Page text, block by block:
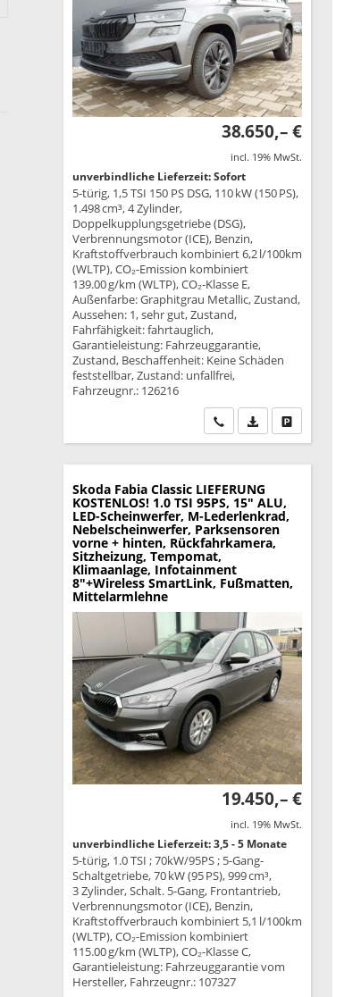
38.650,– €
incl. 19% MwSt.
unverbindliche Lieferzeit: Sofort
5-türig, 1,5 TSI 150 PS DSG, 110 kW (150 PS),
1.498 cm³, 4 Zylinder,
Doppelkupplungsgetriebe (DSG),
Verbrennungsmotor (ICE), Benzin,
Kraftstoffverbrauch kombiniert 6,2 l/100km
(WLTP), CO₂-Emission kombiniert
139.00 g/km (WLTP), CO₂-Klasse E,
Außenfarbe: Graphitgrau Metallic, Zustand,
Aussehen: 1, sehr gut, Zustand,
Fahrfähigkeit: fahrtauglich,
Garantieleistung: Fahrzeuggarantie,
Zustand, Beschaffenheit: Keine Schäden
feststellbar, Zustand: unfallfrei,
Fahrzeugnr.: 126216
Wir rufen Sie an
PDF-Datei,Drucken,
Skoda Fabia Classic LIEFERUNG
KOSTENLOS! 1.0 TSI 95PS, 15" ALU,
LED-Scheinwerfer, M-Lederlenkrad,
Nebelscheinwerfer, Parksensoren
vorne + hinten, Rückfahrkamera,
Sitzheizung, Tempomat,
Klimaanlage, Infotainment
8"+Wireless SmartLink, Fußmatten,
Mittelarmlehne
19.450,– €
incl. 19% MwSt.
unverbindliche Lieferzeit: 3,5 - 5 Monate
5-türig, 1.0 TSI ; 70kW/95PS ; 5-Gang-
Schaltgetriebe, 70 kW (95 PS), 999 cm³,
3 Zylinder, Schalt. 5-Gang, Frontantrieb,
Verbrennungsmotor (ICE), Benzin,
Kraftstoffverbrauch kombiniert 5,1 l/100km
(WLTP), CO₂-Emission kombiniert
115.00 g/km (WLTP), CO₂-Klasse C,
Garantieleistung: Fahrzeuggarantie vom
Hersteller, Fahrzeugnr.: 107327